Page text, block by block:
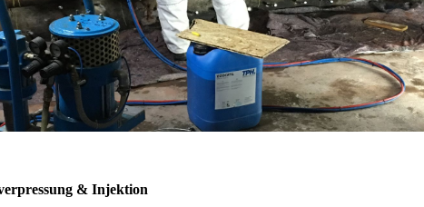
& Injektion